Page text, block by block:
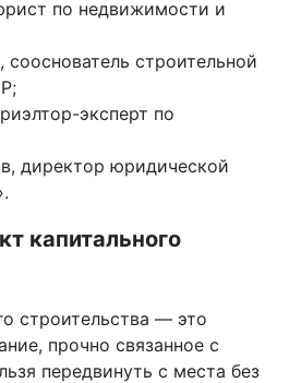
по недвижимости и
строительной
эксперт по
директор юридической
капитального
строительства — это
прочно связанное с
передвинуть с места без